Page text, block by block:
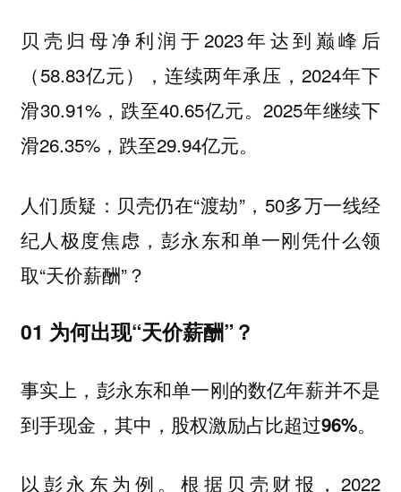
贝壳归母净利润于2023年达到巅峰后
（58.83亿元），连续两年承压，2024年下
滑30.91%，跌至40.65亿元。2025年继续下
滑26.35%，跌至29.94亿元。
人们质疑：贝壳仍在“渡劫”，50多万一线经
纪人极度焦虑，彭永东和单一刚凭什么领
取“天价薪酬”？
01 为何出现“天价薪酬”？
事实上，彭永东和单一刚的数亿年薪并不是
到手现金，其中， 股权激励占比超过96%。
以彭永东为例。根据贝壳财报，2022